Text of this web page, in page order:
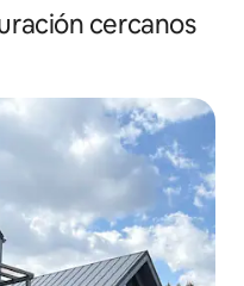
cercanos
destacados